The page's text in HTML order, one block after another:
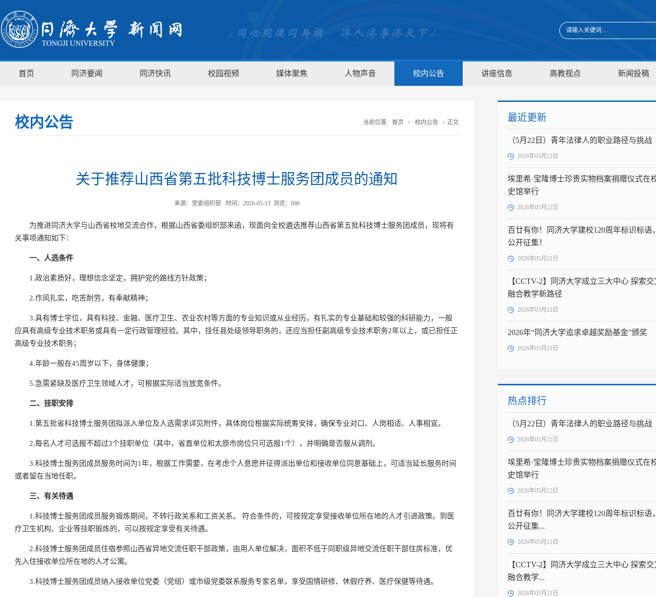
首页 同济要闻 同济快讯 校园视频 媒体聚焦 人物声音 校内公告 讲座信息 高教视点 新闻投稿
校内公告 当前位置: 首页 > 校内公告 > 正文
关于推荐山西省第五批科技博士服务团成员的通知
来源：党委组织部 时间：2026-05-13 浏览： 698
为推进同济大学与山西省校地交流合作，根据山西省委组织部来函，现面向全校遴选推荐山西省第五批科技博士服务团成员，现将有
关事项通知如下：
一、人选条件
1.政治素质好，理想信念坚定，拥护党的路线方针政策；
2.作风扎实，吃苦耐劳，有奉献精神；
3.具有博士学位，具有科技、金融、医疗卫生、农业农村等方面的专业知识或从业经历，有扎实的专业基础和较强的科研能力，一般
应具有高级专业技术职务或具有一定行政管理经验。其中，挂任县处级领导职务的，还应当担任副高级专业技术职务2年以上，或已担任正
高级专业技术职务；
4.年龄一般在45周岁以下，身体健康；
5.急需紧缺及医疗卫生领域人才，可根据实际适当放宽条件。
二、挂职安排
1.第五批省科技博士服务团拟派入单位及人选需求详见附件，具体岗位根据实际统筹安排，确保专业对口、人岗相适、人事相宜。
2.每名人才可选报不超过3个挂职单位（其中，省直单位和太原市岗位只可选报1个），并明确是否服从调剂。
3.科技博士服务团成员服务时间为1年，根据工作需要，在考虑个人意愿并征得派出单位和接收单位同意基础上，可适当延长服务时间
或者留在当地任职。
三、有关待遇
1.科技博士服务团成员服务锻炼期间，不转行政关系和工资关系。 符合条件的，可按规定享受接收单位所在地的人才引进政策。到医
疗卫生机构、企业等挂职锻炼的，可以按规定享受有关待遇。
2.科技博士服务团成员住宿参照山西省异地交流任职干部政策，由用人单位解决，面积不低于同职级异地交流任职干部住房标准，优
先入住接收单位所在地的人才公寓。
3.科技博士服务团成员纳入接收单位党委（党组）或市级党委联系服务专家名单，享受国情研修、休假疗养、医疗保健等待遇。
最近更新
（5月22日）青年法律人的职业路径与挑战
2026年05月22日
埃里希·宝隆博士珍贵实物档案捐赠仪式在
史馆举行
2026年05月22日
百廿有你！同济大学建校120周年标识标语
公开征集！
2026年05月21日
【CCTV-2】同济大学成立三大中心 探索交
融合教学新路径
2026年05月21日
2026年“同济大学追求卓越奖励基金”颁奖
2026年05月21日
热点排行
（5月22日）青年法律人的职业路径与挑战
2026年05月22日
埃里希·宝隆博士珍贵实物档案捐赠仪式在
史馆举行
2026年05月22日
百廿有你！同济大学建校120周年标识标语
公开征集...
2026年05月21日
【CCTV-2】同济大学成立三大中心 探索交
融合教学...
2026年05月21日